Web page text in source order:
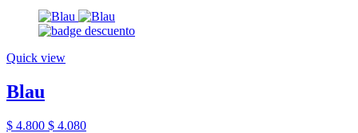
Quick view
Blau
$ 4.800 $ 4.080